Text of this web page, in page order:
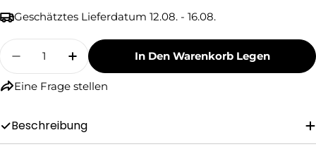
Geschätztes Lieferdatum 12.08. - 16.08.
Menge
Menge Für My Green Ink Tintenpatrone
Menge Für My Green Ink
In Den Warenkorb Legen
Eine Frage stellen
Beschreibung